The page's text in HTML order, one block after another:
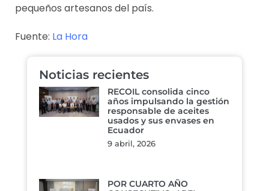
pequeños artesanos del país.
Fuente: La Hora
Noticias recientes
RECOIL consolida cinco
años impulsando la gestión
responsable de aceites
usados y sus envases en
Ecuador
9 abril, 2026
POR CUARTO AÑO